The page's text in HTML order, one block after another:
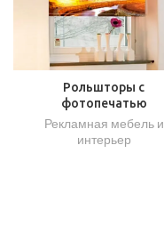
Рольшторы с
фотопечатью
Рекламная мебель и
интерьер